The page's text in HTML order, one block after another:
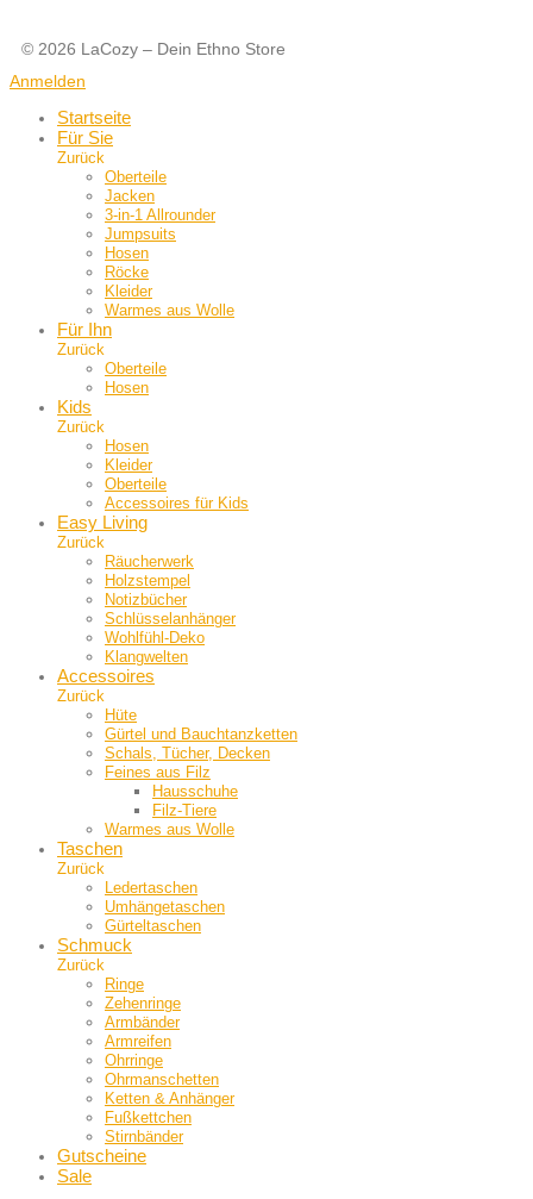
© 2026 LaCozy – Dein Ethno Store
Anmelden
Startseite
Für Sie
Zurück
Oberteile
Jacken
3-in-1 Allrounder
Jumpsuits
Hosen
Röcke
Kleider
Warmes aus Wolle
Für Ihn
Zurück
Oberteile
Hosen
Kids
Zurück
Hosen
Kleider
Oberteile
Accessoires für Kids
Easy Living
Zurück
Räucherwerk
Holzstempel
Notizbücher
Schlüsselanhänger
Wohlfühl-Deko
Klangwelten
Accessoires
Zurück
Hüte
Gürtel und Bauch­tanzketten
Schals, Tücher, Decken
Feines aus Filz
Hausschuhe
Filz-Tiere
Warmes aus Wolle
Taschen
Zurück
Ledertaschen
Umhängetaschen
Gürteltaschen
Schmuck
Zurück
Ringe
Zehenringe
Armbänder
Armreifen
Ohrringe
Ohrmanschetten
Ketten & Anhänger
Fußkettchen
Stirnbänder
Gutscheine
Sale